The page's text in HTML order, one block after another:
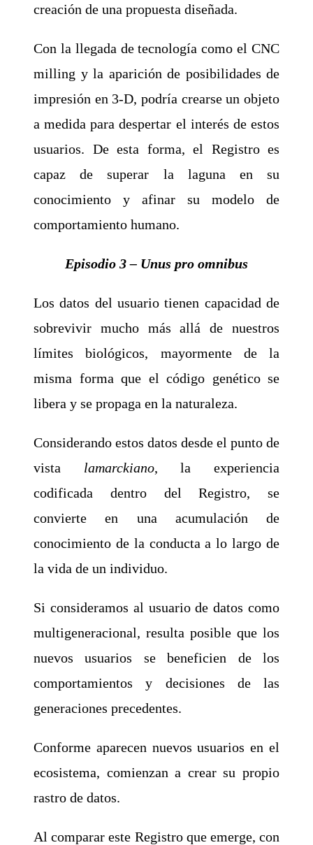
creación de una propuesta diseñada.
Con la llegada de tecnología como el CNC
milling y la aparición de posibilidades de
impresión en 3-D, podría crearse un objeto
a medida para despertar el interés de estos
usuarios. De esta forma, el Registro es
capaz de superar la laguna en su
conocimiento y afinar su modelo de
comportamiento humano.
Episodio 3 – Unus pro omnibus
Los datos del usuario tienen capacidad de
sobrevivir mucho más allá de nuestros
límites biológicos, mayormente de la
misma forma que el código genético se
libera y se propaga en la naturaleza.
Considerando estos datos desde el punto de
vista lamarckiano, la experiencia
codificada dentro del Registro, se
convierte en una acumulación de
conocimiento de la conducta a lo largo de
la vida de un individuo.
Si consideramos al usuario de datos como
multigeneracional, resulta posible que los
nuevos usuarios se beneficien de los
comportamientos y decisiones de las
generaciones precedentes.
Conforme aparecen nuevos usuarios en el
ecosistema, comienzan a crear su propio
rastro de datos.
Al comparar este Registro que emerge, con